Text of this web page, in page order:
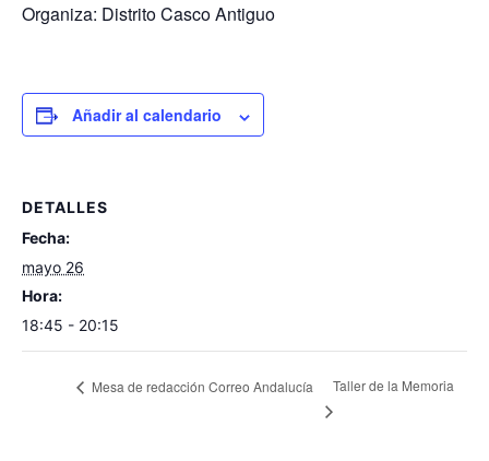
Organiza: Distrito Casco Antiguo
Añadir al calendario
DETALLES
Fecha:
mayo 26
Hora:
18:45 - 20:15
Mesa de redacción Correo Andalucía Taller de la Memoria